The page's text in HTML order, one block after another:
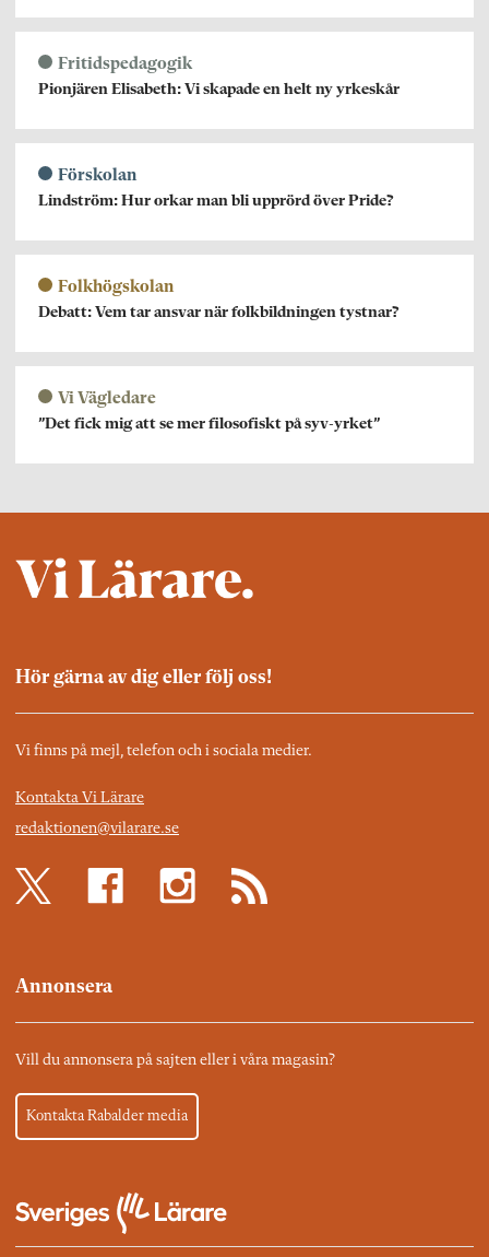
Fritidspedagogik
Pionjären Elisabeth: Vi skapade en helt ny yrkeskår
Förskolan
Lindström: Hur orkar man bli upprörd över Pride?
Folkhögskolan
Debatt: Vem tar ansvar när folkbildningen tystnar?
Vi Vägledare
”Det fick mig att se mer filosofiskt på syv-yrket”
Hör gärna av dig eller följ oss!
Vi finns på mejl, telefon och i sociala medier.
Kontakta Vi Lärare
redaktionen@vilarare.se
Annonsera
Vill du annonsera på sajten eller i våra magasin?
Kontakta Rabalder media